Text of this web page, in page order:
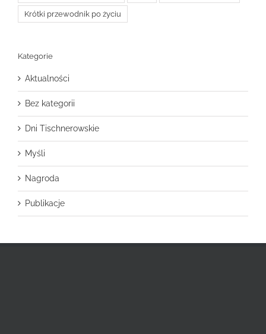
Krótki przewodnik po życiu
Kategorie
Aktualności
Bez kategorii
Dni Tischnerowskie
Myśli
Nagroda
Publikacje